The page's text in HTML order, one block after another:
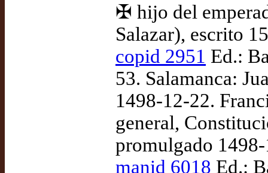
✠ hijo del
Salazar), escrito
copid 2951 Ed.:
53. Salamanca:
1498-12-22.
general,
promulgado
manid 6018 Ed.: